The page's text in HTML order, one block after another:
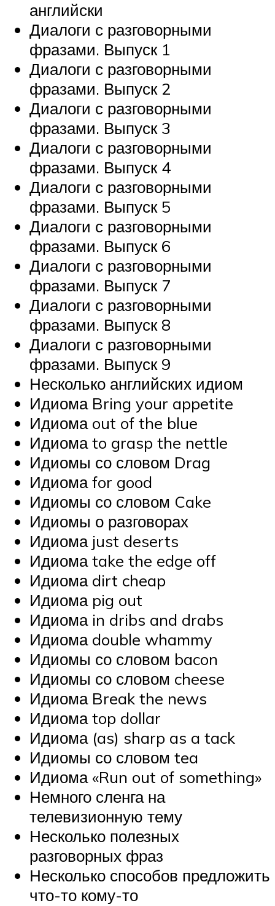
английски
Диалоги с разговорными
фразами. Выпуск 1
Диалоги с разговорными
фразами. Выпуск 2
Диалоги с разговорными
фразами. Выпуск 3
Диалоги с разговорными
фразами. Выпуск 4
Диалоги с разговорными
фразами. Выпуск 5
Диалоги с разговорными
фразами. Выпуск 6
Диалоги с разговорными
фразами. Выпуск 7
Диалоги с разговорными
фразами. Выпуск 8
Диалоги с разговорными
фразами. Выпуск 9
Несколько английских идиом
Идиома Bring your appetite
Идиома out of the blue
Идиома to grasp the nettle
Идиомы со словом Drag
Идиома for good
Идиомы со словом Cake
Идиомы о разговорах
Идиома just deserts
Идиома take the edge off
Идиома dirt cheap
Идиома pig out
Идиома in dribs and drabs
Идиома double whammy
Идиомы со словом bacon
Идиомы со словом cheese
Идиома Break the news
Идиома top dollar
Идиома (as) sharp as a tack
Идиомы со словом tea
Идиома «Run out of something»
Немного сленга на
телевизионную тему
Несколько полезных
разговорных фраз
Несколько способов предложить
что-то кому-то